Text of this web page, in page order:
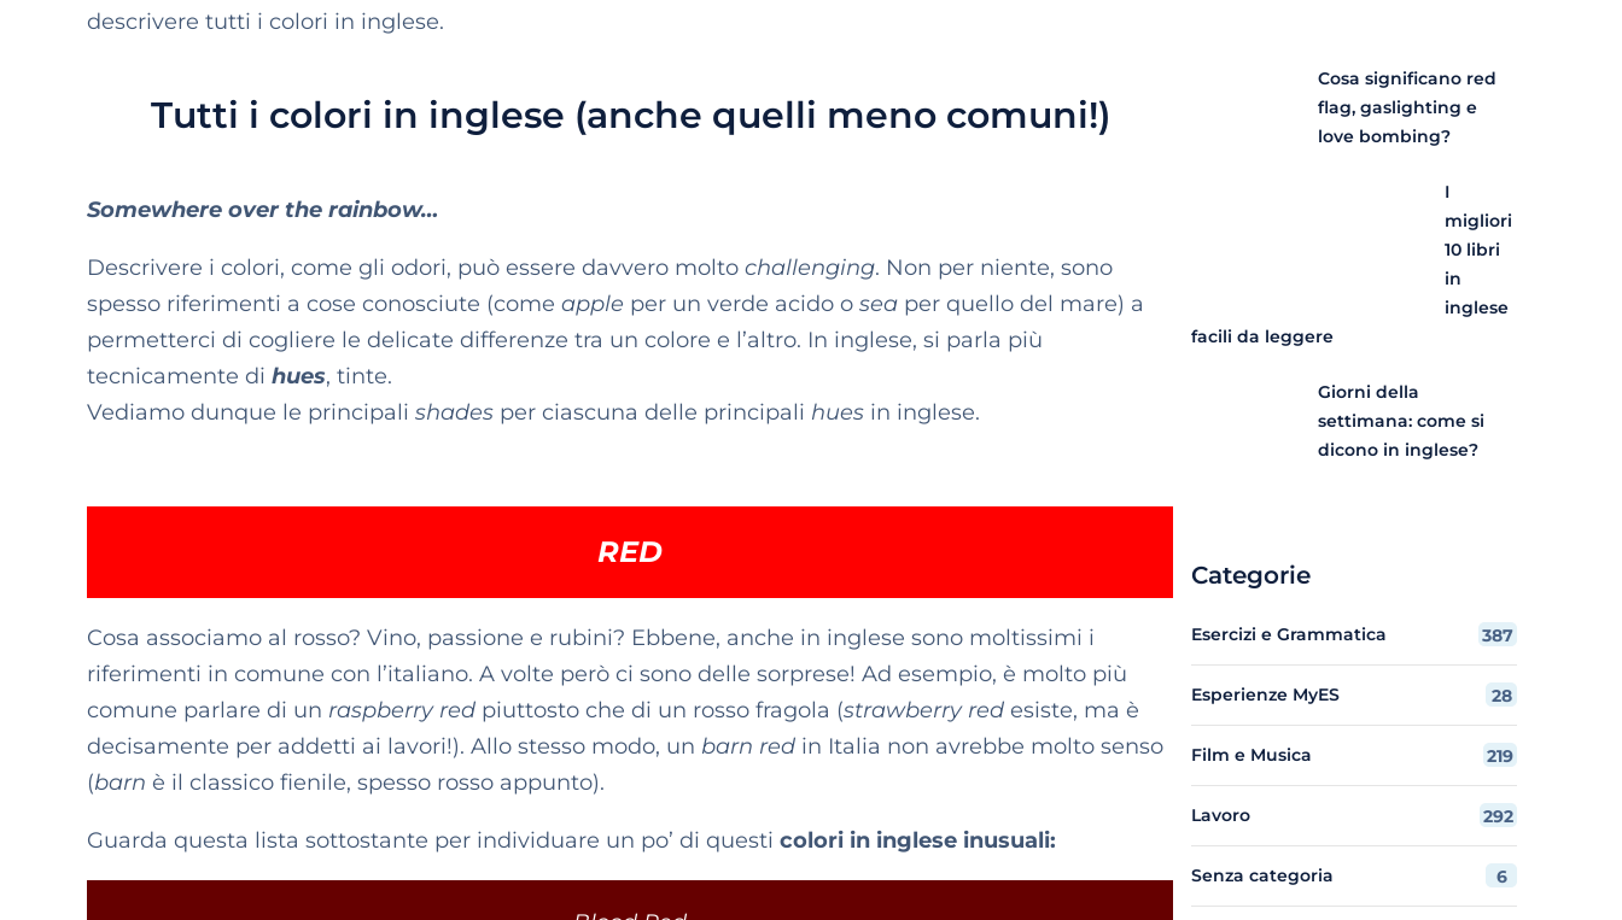
descrivere tutti i colori in inglese.
Tutti i colori in inglese (anche quelli meno comuni!)
Somewhere over the rainbow…
Descrivere i colori, come gli odori, può essere davvero molto challenging. Non per niente, sono
spesso riferimenti a cose conosciute (come apple per un verde acido o sea per quello del mare) a
permetterci di cogliere le delicate differenze tra un colore e l’altro. In inglese, si parla più
tecnicamente di hues, tinte.
Vediamo dunque le principali shades per ciascuna delle principali hues in inglese.
RED
Cosa associamo al rosso? Vino, passione e rubini? Ebbene, anche in inglese sono moltissimi i
riferimenti in comune con l’italiano. A volte però ci sono delle sorprese! Ad esempio, è molto più
comune parlare di un raspberry red piuttosto che di un rosso fragola (strawberry red esiste, ma è
decisamente per addetti ai lavori!). Allo stesso modo, un barn red in Italia non avrebbe molto senso
(barn è il classico fienile, spesso rosso appunto).
Guarda questa lista sottostante per individuare un po’ di questi colori in inglese inusuali:
Cosa significano red
flag, gaslighting e
love bombing?
I
migliori
10 libri
in
inglese
facili da leggere
Giorni della
settimana: come si
dicono in inglese?
Categorie
Esercizi e Grammatica 387
Esperienze MyES 28
Film e Musica 219
Lavoro 292
Senza categoria 6